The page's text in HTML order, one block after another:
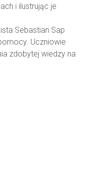
i ilustrując je
Sebastian Sap
Uczniowie
zdobytej wiedzy na